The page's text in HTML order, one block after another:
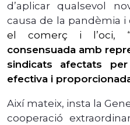
d’aplicar qualsevol
causa de la pandèmia i
el comerç i l’oci, “
consensuada amb
sindicats afectats
efectiva i
Així mateix, insta la
cooperació